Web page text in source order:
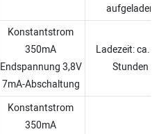
aufgeladen
Konstantstrom
350mA
Endspannung 3,8V
7mA-Abschaltung
Ladezeit: ca. 1,5
Stunden
Konstantstrom
350mA